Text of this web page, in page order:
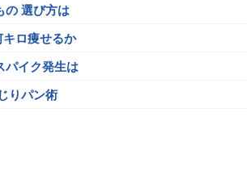
の 選び方は
ロ痩せるか
パイク発生は
りパン術